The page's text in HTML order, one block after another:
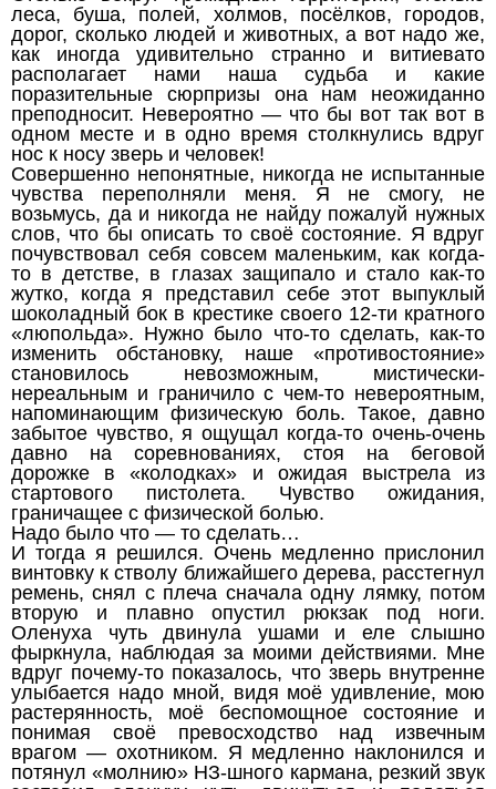
леса, буша, полей, холмов, посёлков, городов,
дорог, сколько людей и животных, а вот надо же,
как иногда удивительно странно и витиевато
располагает нами наша судьба и какие
поразительные сюрпризы она нам неожиданно
преподносит. Невероятно — что бы вот так вот в
одном месте и в одно время столкнулись вдруг
нос к носу зверь и человек!
Совершенно непонятные, никогда не испытанные
чувства переполняли меня. Я не смогу, не
возьмусь, да и никогда не найду пожалуй нужных
слов, что бы описать то своё состояние. Я вдруг
почувствовал себя совсем маленьким, как когда-
то в детстве, в глазах защипало и стало как-то
жутко, когда я представил себе этот выпуклый
шоколадный бок в крестике своего 12-ти кратного
«люпольда». Нужно было что-то сделать, как-то
изменить обстановку, наше «противостояние»
становилось невозможным, мистически-
нереальным и граничило с чем-то невероятным,
напоминающим физическую боль. Такое, давно
забытое чувство, я ощущал когда-то очень-очень
давно на соревнованиях, стоя на беговой
дорожке в «колодках» и ожидая выстрела из
стартового пистолета. Чувство ожидания,
граничащее с физической болью.
Надо было что — то сделать…
И тогда я решился. Очень медленно прислонил
винтовку к стволу ближайшего дерева, расстегнул
ремень, снял с плеча сначала одну лямку, потом
вторую и плавно опустил рюкзак под ноги.
Оленуха чуть двинула ушами и еле слышно
фыркнула, наблюдая за моими действиями. Мне
вдруг почему-то показалось, что зверь внутренне
улыбается надо мной, видя моё удивление, мою
растерянность, моё беспомощное состояние и
понимая своё превосходство над извечным
врагом — охотником. Я медленно наклонился и
потянул «молнию» НЗ-шного кармана, резкий звук